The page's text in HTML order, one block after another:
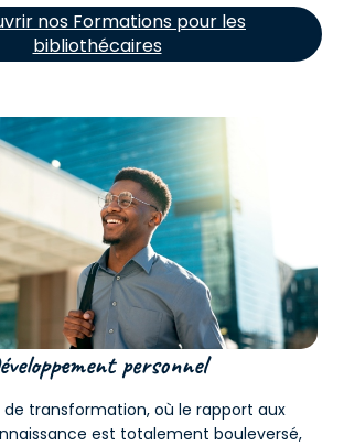
nos Formations pour les
bibliothécaires
personnel
transformation, où le rapport aux
est totalement bouleversé,